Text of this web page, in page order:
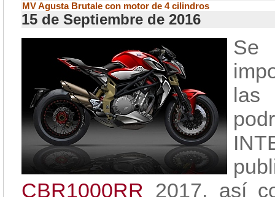
MV Agusta Brutale con motor de 4 cilindros
15 de Septiembre de 2016
Se
las
CBR1000RR 2017, así